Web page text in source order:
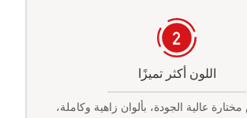
اللون أكثر تميزًا
عالية الجودة، بألوان زاهية وكاملة،